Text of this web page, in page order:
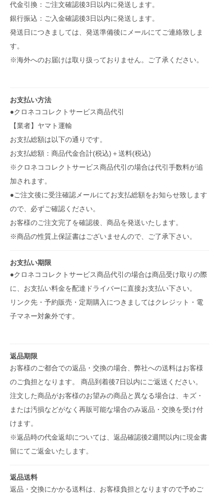
代金引換：ご注文確認後3日以内に発送します。
銀行振込：ご入金確認後3日以内に発送します。
発送日につきましては、発送準備後にメールにてご連絡致しま
す。
※海外へのお届けは取り扱っておりません。ご了承ください。
お支払い方法
●クロネココレクトサービス商品代引
【業者】ヤマト運輸
お支払総額は以下の通りです。
お支払総額：商品代金合計(税込)＋送料(税込)
※クロネココレクトサービス商品代引の場合は代引手数料が追
加されます。
●ご注文後に受注確認メールにてお支払総額をお知らせ致します
ので、必ずご確認ください。
お客様のご注文完了を確認後、商品を発送いたします。
※商品の性質上保証書はございませんので、ご了承下さい。
お支払い期限
●クロネココレクトサービス商品代引の場合は商品受け取りの際
に、お支払い料金を配達ドライバーに直接お支払い下さい。
リンク先・予約販売・定期購入につきましてはクレジット・電
子マネー対象外です。
返品期限
お客様のご都合での返品・交換の場合、弊社への送料はお客様
のご負担となります。 商品到着後7日以内にご返送ください。
注文した商品がお客様のお望みの商品と異なる場合は、キズ・
または汚損などがなく再販可能な場合のみ返品・交換を受け付
けます。
※返品時の代金返却については、返品確認後2週間以内に現金書
留にてご返金いたします。
返品送料
返品・交換にかかる送料は、お客様負担となりますので予めご